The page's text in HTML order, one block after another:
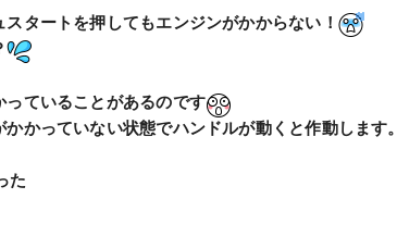
タートを押してもエンジンがかからない！
っていることがあるのです
かっていない状態でハンドルが動くと作動します。
た